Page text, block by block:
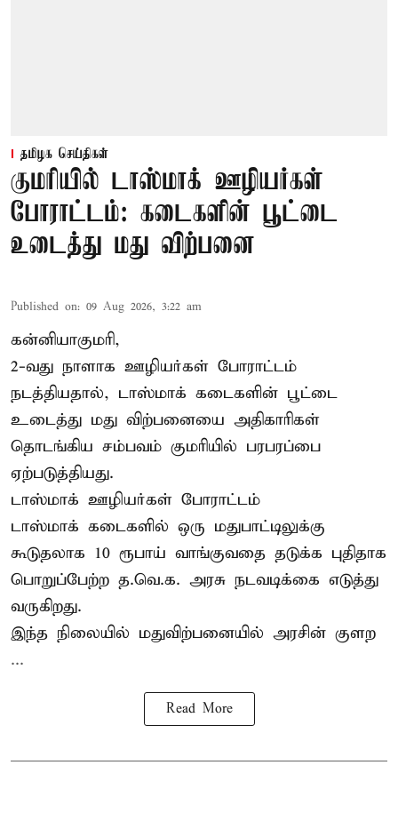
தமிழக செய்திகள்
குமரியில் டாஸ்மாக் ஊழியர்கள்
போராட்டம்: கடைகளின் பூட்டை
உடைத்து மது விற்பனை
Published on: 09 Aug 2026, 3:22 am
கன்னியாகுமரி,
2-வது நாளாக ஊழியர்கள் போராட்டம்
நடத்தியதால், டாஸ்மாக் கடைகளின் பூட்டை
உடைத்து மது விற்பனையை அதிகாரிகள்
தொடங்கிய சம்பவம் குமரியில் பரபரப்பை
ஏற்படுத்தியது.
டாஸ்மாக் ஊழியர்கள் போராட்டம்
டாஸ்மாக் கடைகளில் ஒரு மதுபாட்டிலுக்கு
கூடுதலாக 10 ரூபாய் வாங்குவதை தடுக்க புதிதாக
பொறுப்பேற்ற த.வெ.க. அரசு நடவடிக்கை எடுத்து
வருகிறது.
இந்த நிலையில் மதுவிற்பனையில் அரசின் குளற
...
Read More